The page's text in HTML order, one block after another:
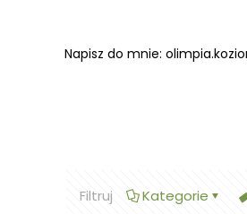
Napisz do mnie:
Filtruj Kategorie